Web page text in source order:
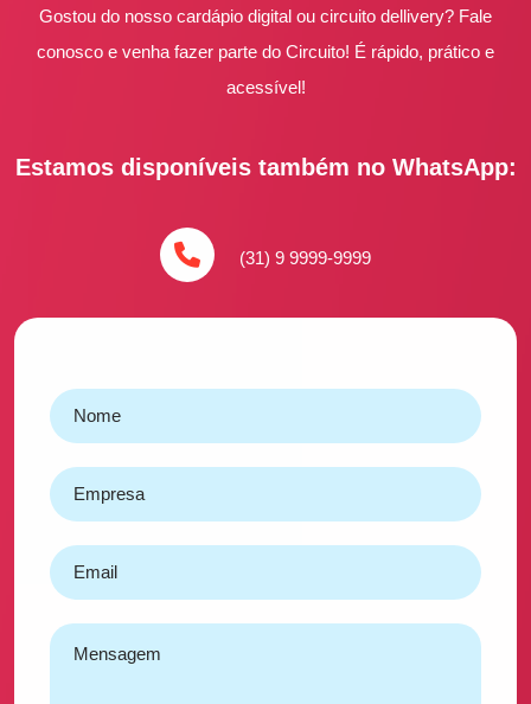
Gostou do nosso cardápio digital ou circuito dellivery? Fale
conosco e venha fazer parte do Circuito! É rápido, prático e
acessível!
Estamos disponíveis também no WhatsApp:
(31) 9 9999-9999